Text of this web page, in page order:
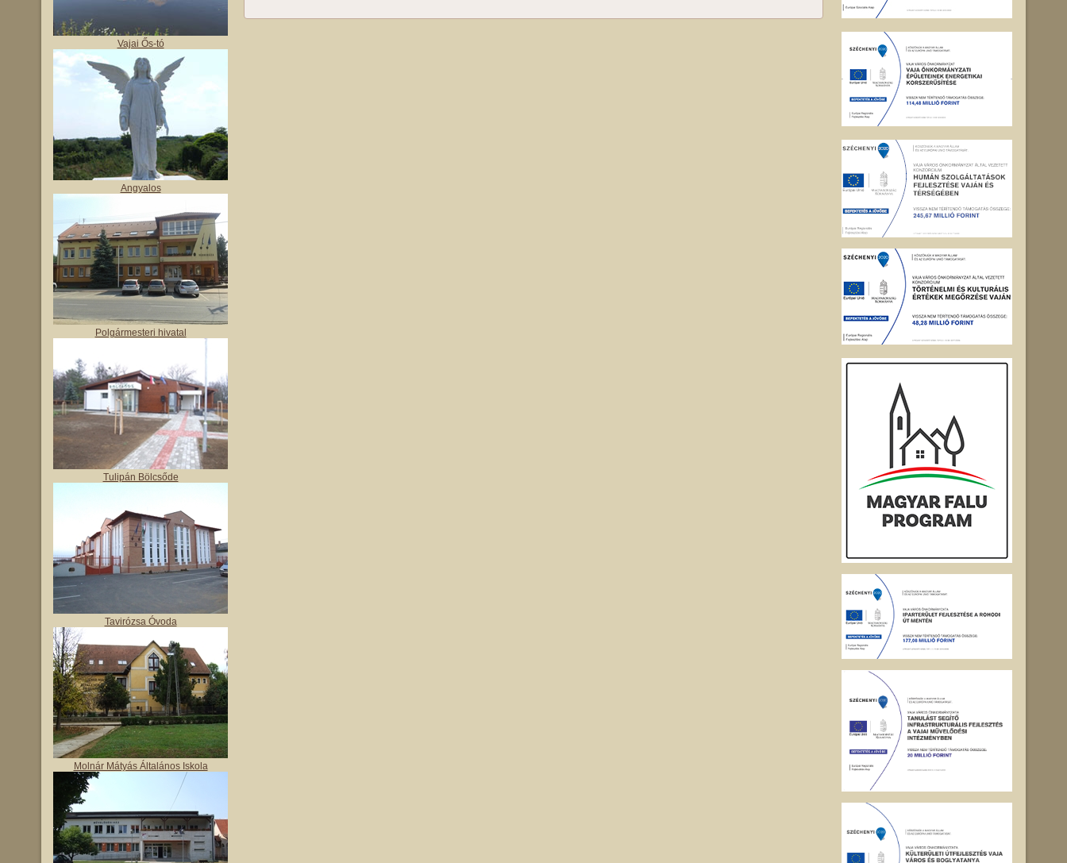
Vajai Ős-tó
Angyalos
Polgármesteri hivatal
Tulipán Bölcsőde
Tavirózsa Óvoda
Molnár Mátyás Általános Iskola